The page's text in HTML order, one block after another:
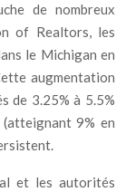
de nombreux
of Realtors, les
le Michigan en
augmentation
de 3.25% à 5.5%
9% en
et les autorités